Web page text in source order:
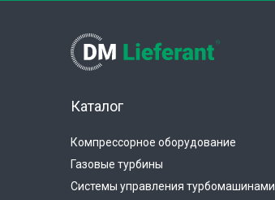
Каталог
Компрессорное оборудование
Газовые турбины
Системы управления турбомашинами